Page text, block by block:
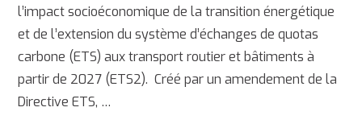
AFFICHER
l’impact socioéconomique de la transition énergétique
et de l’extension du système d’échanges de quotas
carbone (ETS) aux transport routier et bâtiments à
partir de 2027 (ETS2). Créé par un amendement de la
Directive ETS, …